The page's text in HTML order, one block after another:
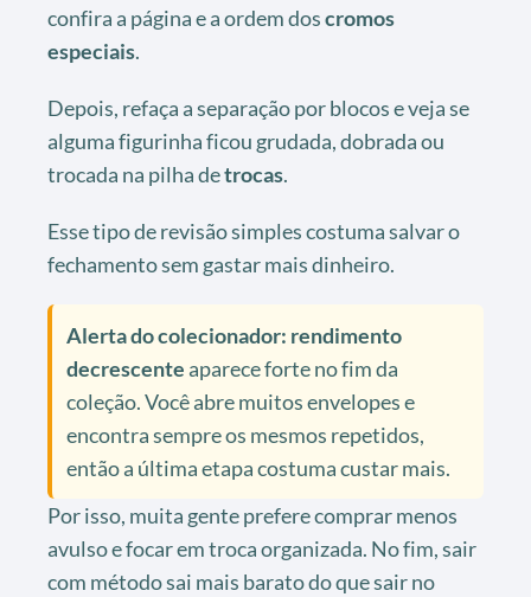
confira a página e a ordem doscromos
especiais.
Depois, refaça a separação por blocos e veja se
alguma figurinha ficou grudada, dobrada ou
trocada na pilha detrocas.
Esse tipo de revisão simples costuma salvar o
fechamento sem gastar mais dinheiro.
Alerta do colecionador: rendimento
decrescenteaparece forte no fim da
coleção. Você abre muitos envelopes e
encontra sempre os mesmos repetidos,
então a última etapa costuma custar mais.
Por isso, muita gente prefere comprar menos
avulso e focar em troca organizada. No fim, sair
com método sai mais barato do que sair no